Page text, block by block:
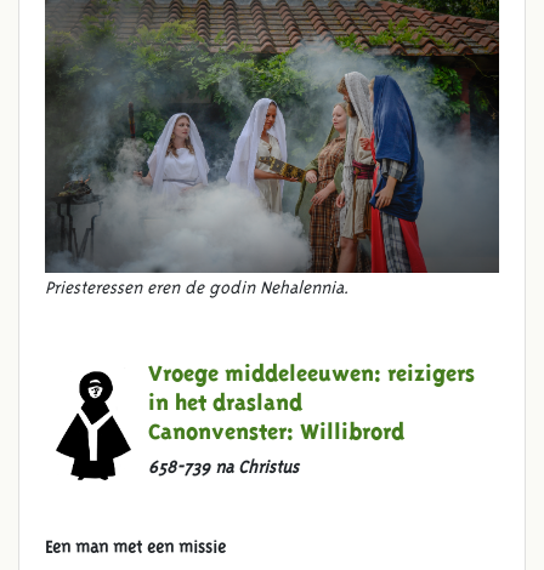
Priesteressen eren de godin Nehalennia.
Vroege middeleeuwen: reizigers
in het drasland
Canonvenster: Willibrord
658-739 na Christus
Een man met een missie